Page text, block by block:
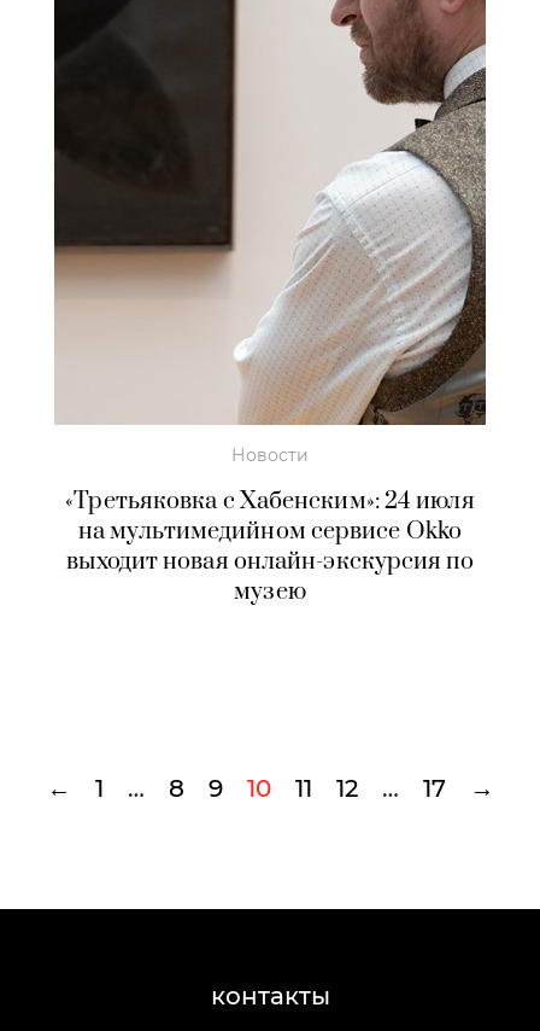
Новости
«Третьяковка с Хабенским»: 24 июля
на мультимедийном сервисе Okko
выходит новая онлайн-экскурсия по
музею
← 1 … 8 9 10 11 12 … 17 →
контакты